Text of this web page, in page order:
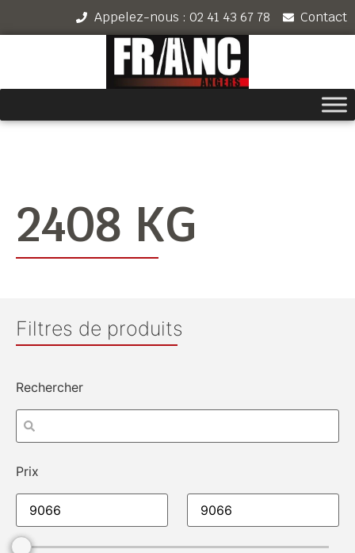
Appelez-nous : 02 41 43 67 78 Contact
2408 KG
Filtres de produits
Rechercher
Prix